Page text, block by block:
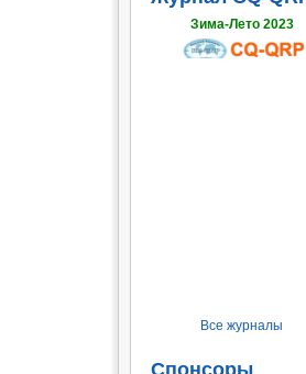
Зима-Лето 2023
Все журналы
Спонсоры